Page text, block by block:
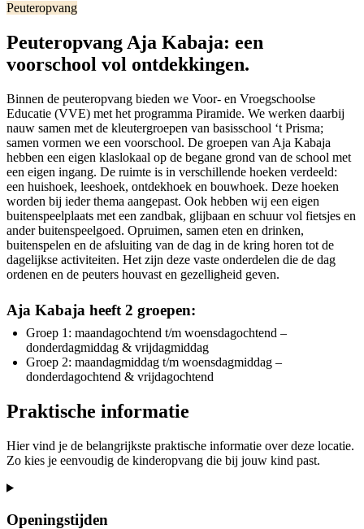
Peuteropvang
Peuteropvang Aja Kabaja: een
voorschool vol ontdekkingen.
Binnen de peuteropvang bieden we Voor- en Vroegschoolse
Educatie (VVE) met het programma Piramide. We werken daarbij
nauw samen met de kleutergroepen van basisschool ‘t Prisma;
samen vormen we een voorschool. De groepen van Aja Kabaja
hebben een eigen klaslokaal op de begane grond van de school met
een eigen ingang. De ruimte is in verschillende hoeken verdeeld:
een huishoek, leeshoek, ontdekhoek en bouwhoek. Deze hoeken
worden bij ieder thema aangepast. Ook hebben wij een eigen
buitenspeelplaats met een zandbak, glijbaan en schuur vol fietsjes en
ander buitenspeelgoed. Opruimen, samen eten en drinken,
buitenspelen en de afsluiting van de dag in de kring horen tot de
dagelijkse activiteiten. Het zijn deze vaste onderdelen die de dag
ordenen en de peuters houvast en gezelligheid geven.
Aja Kabaja heeft 2 groepen:
Groep 1: maandagochtend t/m woensdagochtend –
donderdagmiddag & vrijdagmiddag
Groep 2: maandagmiddag t/m woensdagmiddag –
donderdagochtend & vrijdagochtend
Praktische informatie
Hier vind je de belangrijkste praktische informatie over deze locatie.
Zo kies je eenvoudig de kinderopvang die bij jouw kind past.
Openingstijden